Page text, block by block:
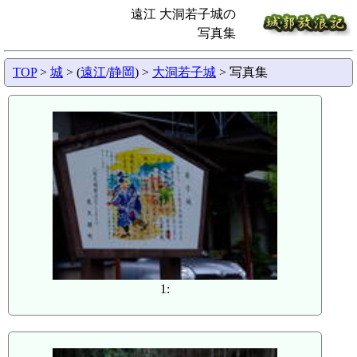
遠江 大洞若子城の
写真集
TOP> 城 > (遠江/静岡) > 大洞若子城 > 写真集
1: